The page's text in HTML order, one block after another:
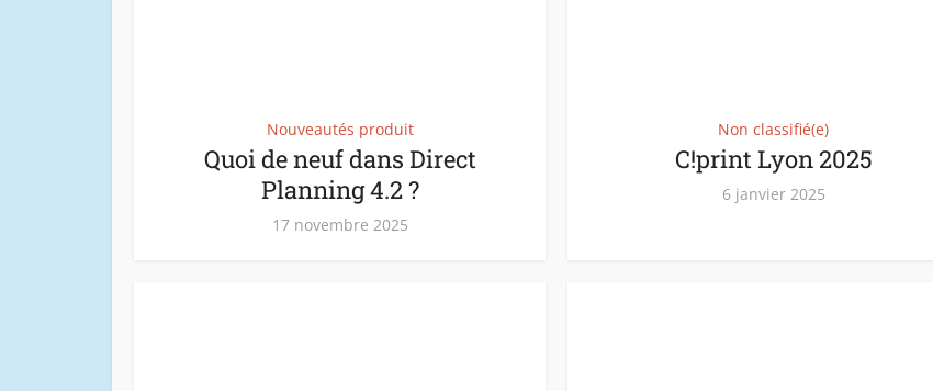
Nouveautés produit
Quoi de neuf dans Direct
Planning 4.2 ?
17 novembre 2025
Non classifié(e)
C!print Lyon 2025
6 janvier 2025